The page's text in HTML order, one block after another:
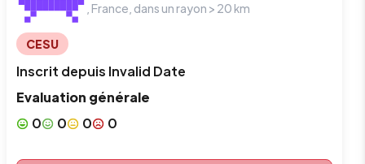
France , dans un rayon > 20 km
CESU
Inscrit depuis Invalid Date
Evaluation générale
0
0 0 0